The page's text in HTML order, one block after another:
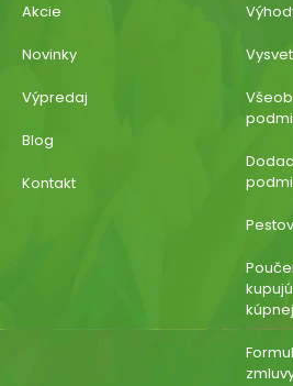
Akcie
Novinky
Výpredaj
Blog
Kontakt